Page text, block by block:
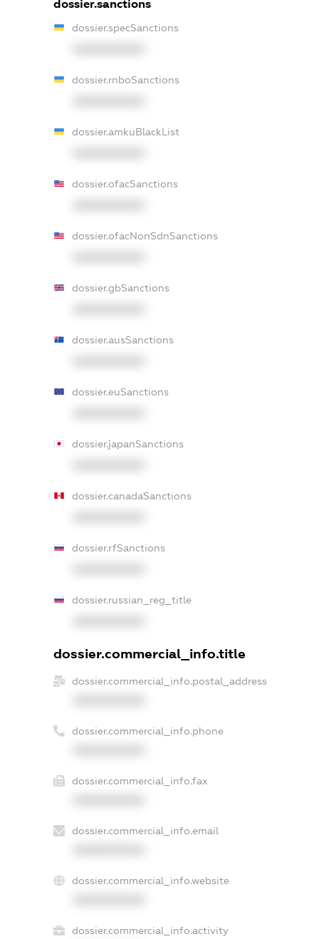
dossier.sanctions
dossier.specSanctions
dossier.rnboSanctions
dossier.amkuBlackList
dossier.ofacSanctions
dossier.ofacNonSdnSanctions
dossier.gbSanctions
dossier.ausSanctions
dossier.euSanctions
dossier.japanSanctions
dossier.canadaSanctions
dossier.rfSanctions
dossier.russian_reg_title
dossier.commercial_info.title
dossier.commercial_info.postal_address
dossier.commercial_info.phone
dossier.commercial_info.fax
dossier.commercial_info.email
dossier.commercial_info.website
dossier.commercial_info.activity